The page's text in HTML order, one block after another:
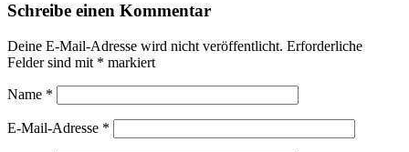
Schreibe einen Kommentar
Deine E-Mail-Adresse wird nicht veröffentlicht. Erforderliche
Felder sind mit * markiert
Name *
E-Mail-Adresse *